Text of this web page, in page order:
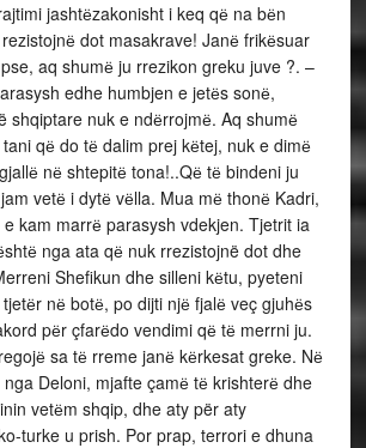
jashtёzakonisht i keq qё na bёn
dot masakrave! Janё frikёsuar
aq shumё ju rrezikon greku juve ?. –
edhe humbjen e jetёs sonё,
shqiptare nuk e ndёrrojmё. Aq shumё
qё do tё dalim prej kёtej, nuk e dimё
nё shtepitё tona!..Qё tё bindeni ju
vetё i dytё vёlla. Mua mё thonё Kadri,
kam marrё parasysh vdekjen. Tjetrit ia
nga ata qё nuk rrezistojnë dot dhe
Shefikun dhe silleni kёtu, pyeteni
nё botё, po dijti njё fjalё veç gjuhёs
pёr çfarёdo vendimi qё tё merrni ju.
sa tё rreme janё kёrkesat greke. Nё
Deloni, mjafte çamё tё krishterё dhe
vetёm shqip, dhe aty për aty
turke u prish. Por prap, terrori e dhuna